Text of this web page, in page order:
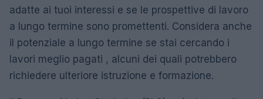
adatte ai tuoi interessi e se le prospettive di lavoro
a lungo termine sono promettenti. Considera anche
il potenziale a lungo termine se stai cercando i
lavori meglio pagati , alcuni dei quali potrebbero
richiedere ulteriore istruzione e formazione.